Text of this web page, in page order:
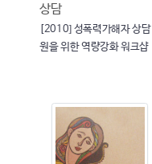
상담
[2010] 성폭력가해자 상담
원을 위한 역량강화 워크샵